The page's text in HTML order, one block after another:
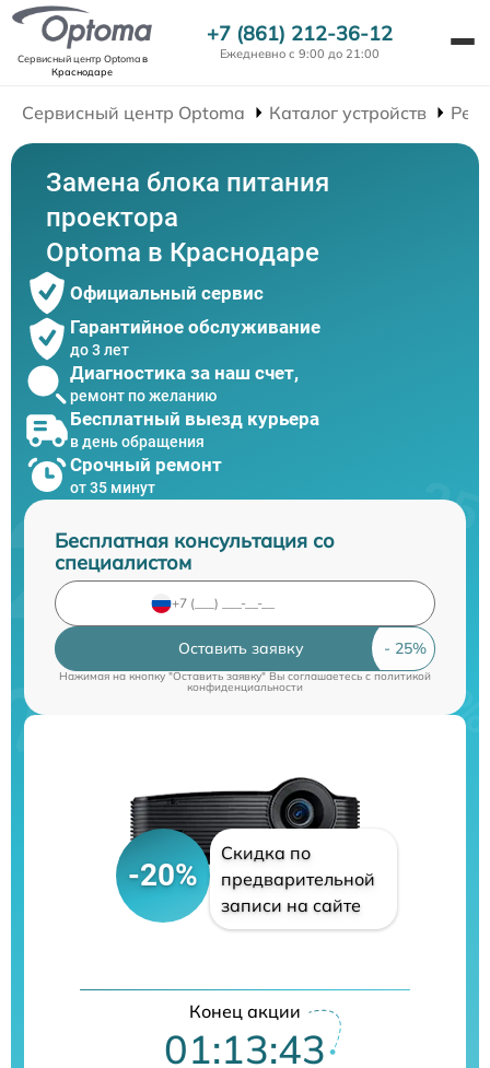
Сервисный центр Optomaв
Краснодаре
+7 (861) 212-36-12
Ежедневно с 9:00 до 21:00
Сервисный центр Optoma Каталог устройств
Замена блока питания
проектора
Optoma в Краснодаре
Официальный сервис
Гарантийное обслуживание
до 3 лет
Диагностика за наш счет,
ремонт по желанию
Бесплатный выезд курьера
в день обращения
Срочный ремонт
от 35 минут
Бесплатная консультация со
специалистом
Оставить заявку
Нажимая на кнопку "Оставить заявку" Вы соглашаетесь cполитикой
конфиденциальности
-20%
Скидка по
предварительной
записи на сайте
Конец акции
01:13:43